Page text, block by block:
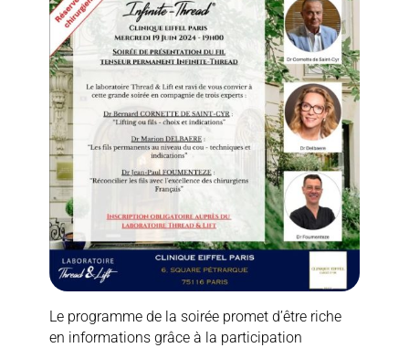
Le programme de la soirée promet d’être riche
en informations grâce à la participation